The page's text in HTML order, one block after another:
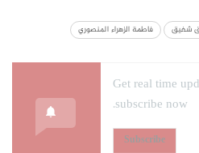
شفيق فاطمة الزهراء المنصوري
Get real time
subscribe now.
Subscribe